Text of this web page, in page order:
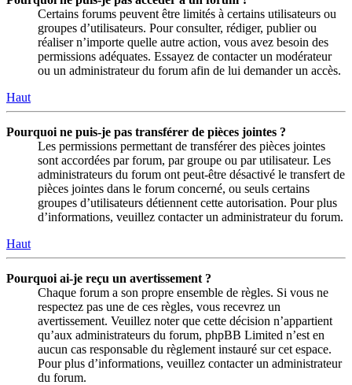
Certains forums peuvent être limités à certains utilisateurs ou
groupes d’utilisateurs. Pour consulter, rédiger, publier ou
réaliser n’importe quelle autre action, vous avez besoin des
permissions adéquates. Essayez de contacter un modérateur
ou un administrateur du forum afin de lui demander un accès.
Haut
Pourquoi ne puis-je pas transférer de pièces jointes ?
Les permissions permettant de transférer des pièces jointes
sont accordées par forum, par groupe ou par utilisateur. Les
administrateurs du forum ont peut-être désactivé le transfert de
pièces jointes dans le forum concerné, ou seuls certains
groupes d’utilisateurs détiennent cette autorisation. Pour plus
d’informations, veuillez contacter un administrateur du forum.
Haut
Pourquoi ai-je reçu un avertissement ?
Chaque forum a son propre ensemble de règles. Si vous ne
respectez pas une de ces règles, vous recevrez un
avertissement. Veuillez noter que cette décision n’appartient
qu’aux administrateurs du forum, phpBB Limited n’est en
aucun cas responsable du règlement instauré sur cet espace.
Pour plus d’informations, veuillez contacter un administrateur
du forum.